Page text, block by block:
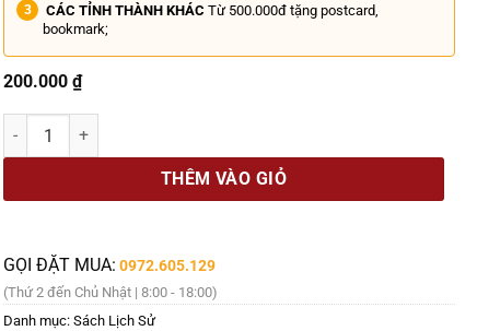
CÁC TỈNH THÀNH KHÁC Từ 500.000đ tặng postcard,
bookmark;
200.000₫
LỊCH SỬ VỢ - Marilyn Yalom - Nguyễn Thị Minh dịch - NXB Phụ Nữ
THÊM VÀO GIỎ
GỌI ĐẶT MUA: 0972.605.129
(Thứ 2 đến Chủ Nhật | 8:00 - 18:00)
Danh mục:Sách Lịch Sử